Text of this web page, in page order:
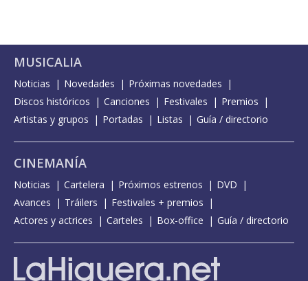
MUSICALIA
Noticias Novedades
Próximas novedades
Discos históricos
Canciones Festivales
Premios
Artistas y grupos
Portadas Listas Guía / directorio
CINEMANÍA
Noticias Cartelera Próximos estrenos
DVD
Avances
Tráilers
Festivales + premios
Actores y actrices
Carteles Box-office Guía / directorio